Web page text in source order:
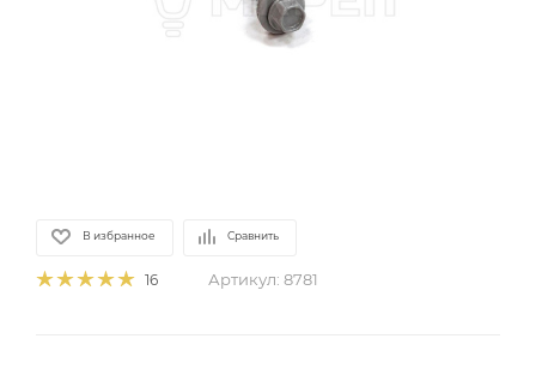
В избранное Сравнить
16 Артикул: 8781